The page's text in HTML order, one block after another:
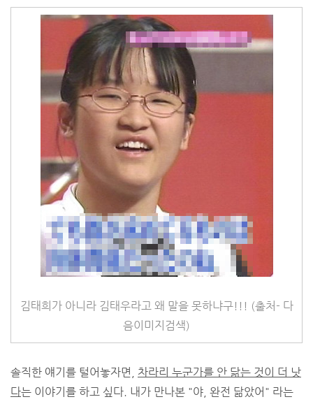
김태희가 아니라 김태우라고 왜 말을 못하냐구!!! (출처- 다
음이미지검색)
솔직한 얘기를 털어놓자면, 차라리 누군가를 안 닮는 것이 더 낫
다는 이야기를 하고 싶다. 내가 만나본 "야, 완전 닮았어" 라는